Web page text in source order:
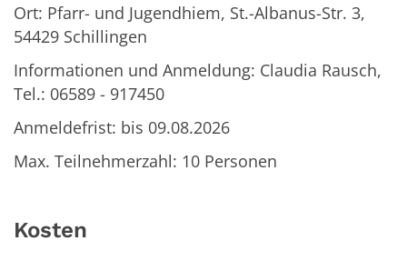
Ort: Pfarr- und Jugendhiem, St.-Albanus-Str. 3,
54429 Schillingen
Informationen und Anmeldung: Claudia Rausch,
Tel.: 06589 - 917450
Anmeldefrist: bis 09.08.2026
Max. Teilnehmerzahl: 10 Personen
Kosten